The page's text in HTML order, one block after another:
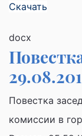
Скачать
docx
Повестка
комиссии в